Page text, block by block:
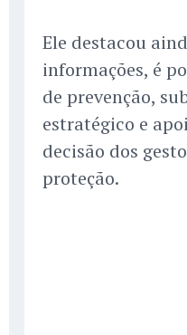
Ele destacou
informações, é
de prevenção,
estratégico e
decisão dos
proteção.